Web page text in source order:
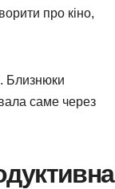
про кіно,
Близнюки
саме через